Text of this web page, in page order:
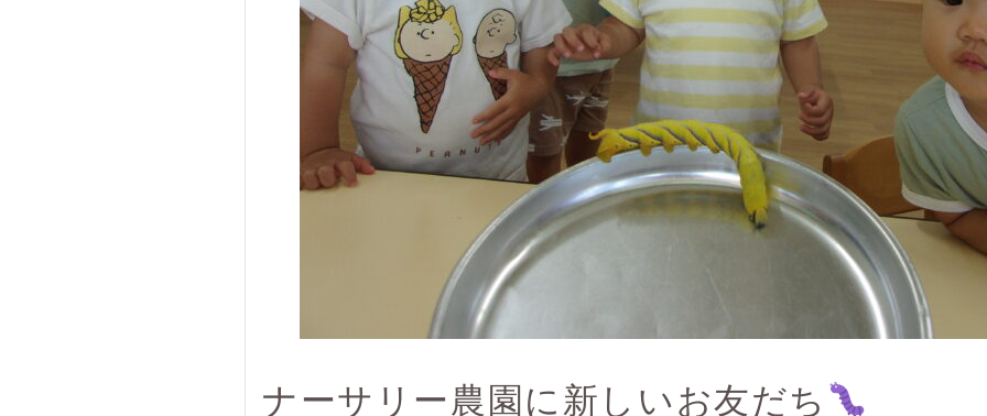
ナーサリー農園に新しいお友だち